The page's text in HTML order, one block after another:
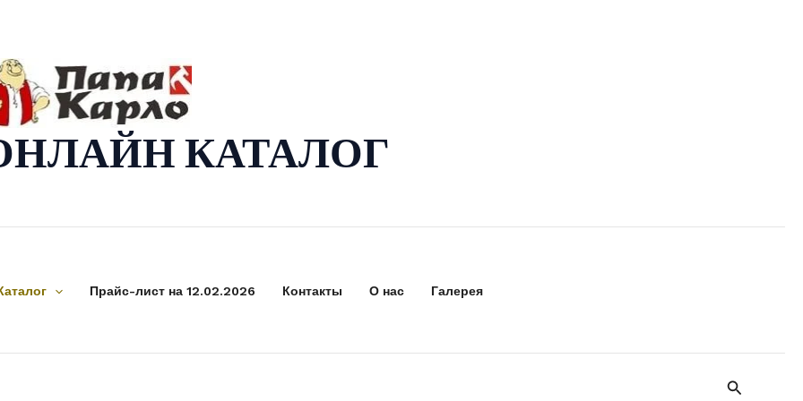
КАТАЛОГ
Прайс-лист на 12.02.2026 Контакты О нас Галерея
Поиск